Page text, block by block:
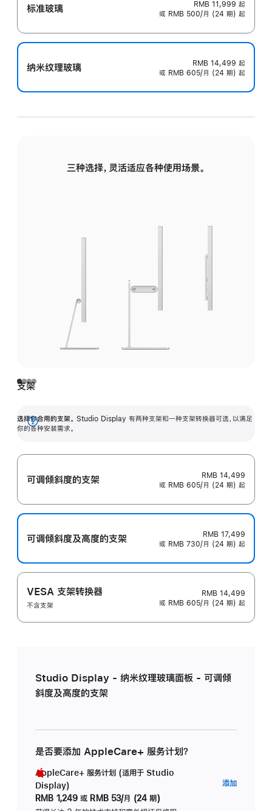
标准玻璃 RMB 11,999 起
或 RMB 500/月 (24 期) 起
纳米纹理玻璃 RMB 14,499 起
或 RMB 605/月 (24 期) 起
三种选择，灵活适应各种使用场景。
支架
选择你合用的支架。 Studio Display 有两种支架和一种支架转换器可选，以满足
你的各种安装需求。
展
可调倾斜度的支架
RMB 14,499
或 RMB 605/月 (24 期) 起
可调倾斜度及高‍度的支‍架
RMB 17,499
或 RMB 730/月 (24 期) 起
VESA 支架转换器
不含支架
RMB 14,499
或 RMB 605/月 (24 期) 起
Studio Display - 纳米纹理玻璃面板 - 可调倾
斜度及高度的支架
是否要添加 AppleCare+ 服务计划？
AppleCare+ 服务计划 (适用于 Studio
Display)
RMB 1,249 或 RMB 53/月 (24 期)
添加